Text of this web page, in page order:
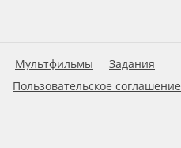
Мультфильмы
Задания
Пользовательское соглашение